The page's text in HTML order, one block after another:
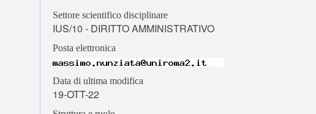
Settore scientifico disciplinare
IUS/10 - DIRITTO AMMINISTRATIVO
Posta elettronica
Data di ultima modifica
19-OTT-22